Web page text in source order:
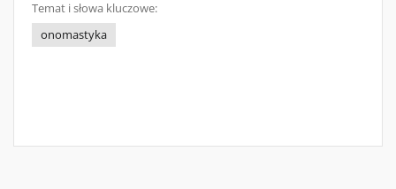
Temat i słowa kluczowe:
onomastyka